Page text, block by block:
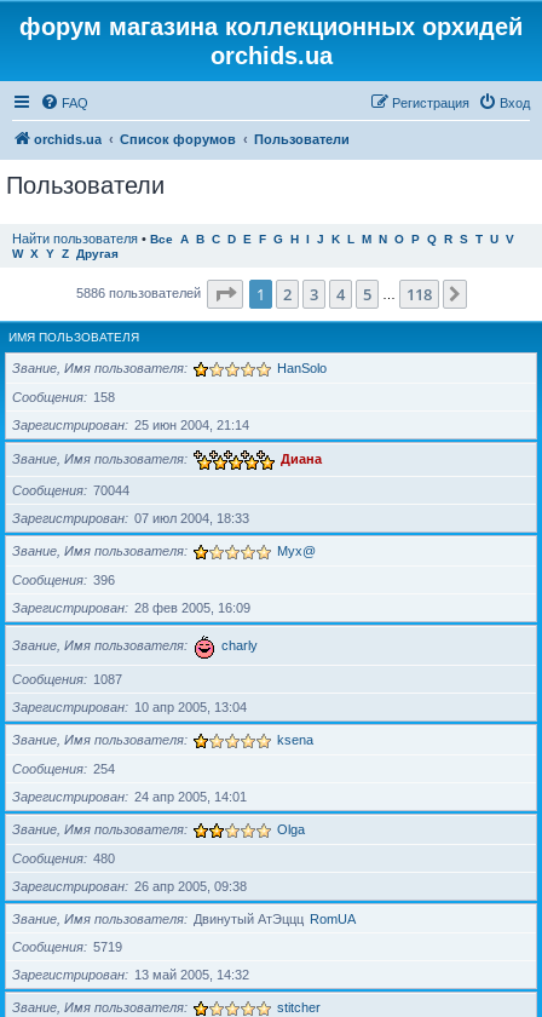
форум магазина коллекционных орхидей
orchids.ua
FAQ Вход
Регистрация
orchids.ua Список форумов Пользователи
Пользователи
Найти пользователя • Все A B C D E F G H I J K L M N O P Q R S T U V
W X Y Z Другая
5886 пользователей Страница из 118
1 2 3 4 5 118
ИМЯ ПОЛЬЗОВАТЕЛЯ
Звание, Имя пользователя HanSolo
Сообщения
158
Зарегистрирован
25 июн 2004, 21:14
Звание, Имя пользователя Диана
Сообщения
70044
Зарегистрирован
07 июл 2004, 18:33
Звание, Имя пользователя Myx@
Сообщения
396
Зарегистрирован
28 фев 2005, 16:09
Звание, Имя пользователя charly
Сообщения
1087
Зарегистрирован
10 апр 2005, 13:04
Звание, Имя пользователя ksena
Сообщения
254
Зарегистрирован
24 апр 2005, 14:01
Звание, Имя пользователя Olga
Сообщения
480
Зарегистрирован
26 апр 2005, 09:38
Звание, Имя пользователя Двинутый АтЭццц RomUA
Сообщения
5719
Зарегистрирован
13 май 2005, 14:32
Звание, Имя пользователя stitcher